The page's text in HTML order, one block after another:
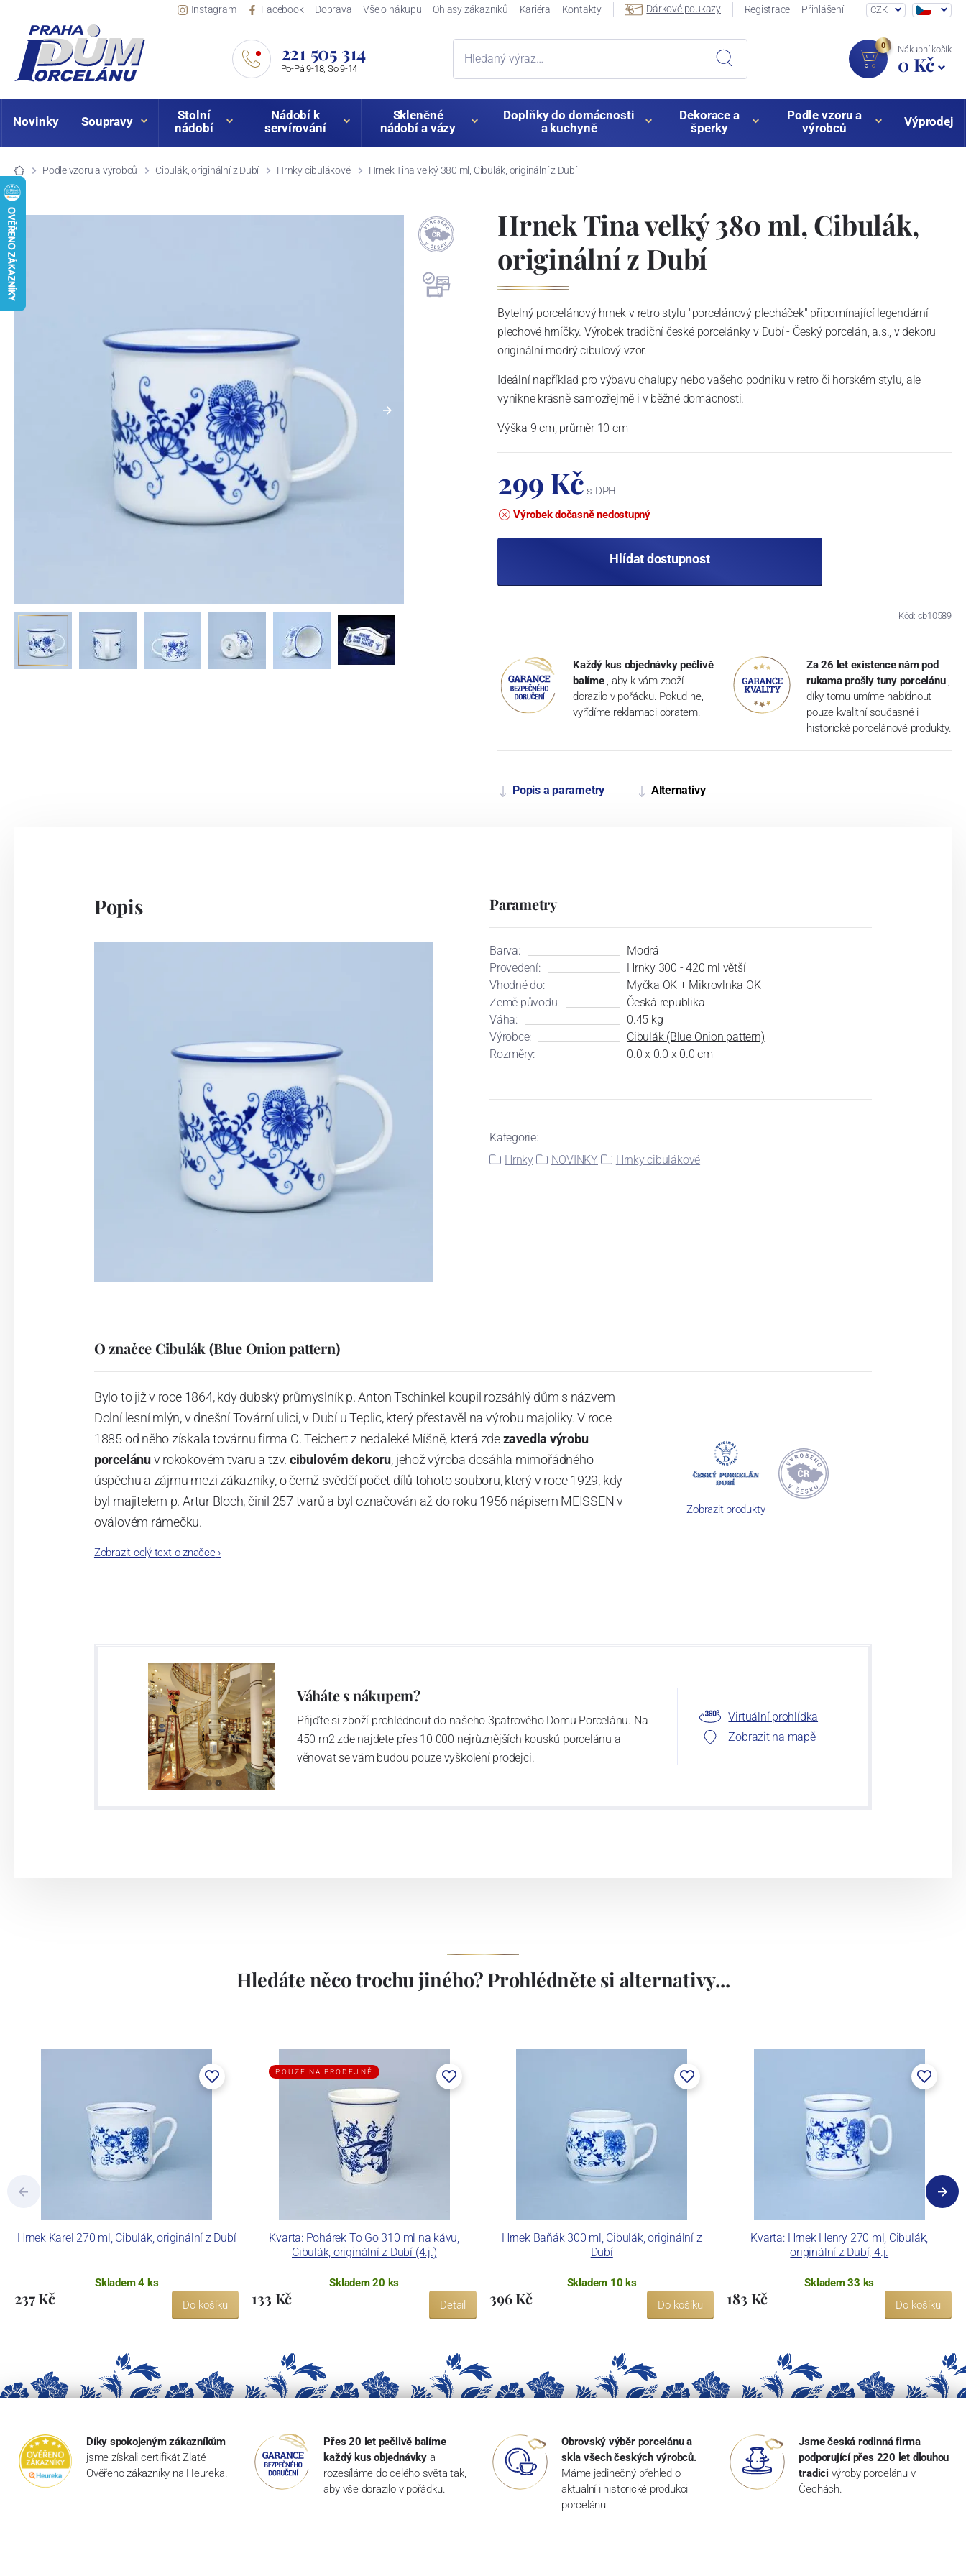
Instagram Facebook Doprava Vše o nákupu Ohlasy zákazníků Kariéra Kontakty Dárkové poukazy Registrace Přihlášení CZK
221 505 314
Po-Pá 9-18, So 9-14
0 Nákupní košík
0 Kč
Novinky Soupravy
Stolní
nádobí
Nádobí k
servírování
Skleněné
nádobí a vázy
Doplňky do domácnosti
a kuchyně
Dekorace a
šperky
Podle vzoru a
výrobců
Výprodej
Podle vzoru a výrobců Cibulák, originální z Dubí Hrnky cibulákové Hrnek Tina velký 380 ml, Cibulák, originální z Dubí
Hrnek Tina velký 380 ml, Cibulák,
originální z Dubí
Bytelný porcelánový hrnek v retro stylu "porcelánový plecháček" připomínající legendární
plechové hrníčky. Výrobek tradiční české porcelánky v Dubí - Český porcelán, a.s., v dekoru
originální modrý cibulový vzor.
Ideální například pro výbavu chalupy nebo vašeho podniku v retro či horském stylu, ale
vynikne krásně samozřejmě i v běžné domácnosti.
Výška 9 cm, průměr 10 cm
299 Kč s DPH
Výrobek dočasně nedostupný
Hlídat dostupnost
Kód: cb10589
Každý kus objednávky pečlivě
balíme , aby k vám zboží
dorazilo v pořádku. Pokud ne,
vyřídíme reklamaci obratem.
Za 26 let existence nám pod
rukama prošly tuny porcelánu ,
díky tomu umíme nabídnout
pouze kvalitní současné i
historické porcelánové produkty.
Popis a parametry Alternativy
Popis Parametry
Barva:
Modrá
Provedení:
Hrnky 300 - 420 ml větší
Vhodné do:
Myčka OK + Mikrovlnka OK
Země původu:
Česká republika
Váha:
0.45 kg
Výrobce:
Cibulák (Blue Onion pattern)
Rozměry:
0.0 x 0.0 x 0.0 cm
Kategorie:
Hrnky
NOVINKY Hrnky cibulákové
O značce Cibulák (Blue Onion pattern)
Bylo to již v roce 1864, kdy dubský průmyslník p. Anton Tschinkel koupil rozsáhlý dům s názvem
Dolní lesní mlýn, v dnešní Tovární ulici, v Dubí u Teplic, který přestavěl na výrobu majoliky. V roce
1885 od něho získala továrnu firma C. Teichert z nedaleké Míšně, která zdezavedla výrobu
porcelánuv rokokovém tvaru a tzv. cibulovém dekoru, jehož výroba dosáhla mimořádného
úspěchu a zájmu mezi zákazníky, o čemž svědčí počet dílů tohoto souboru, který v roce 1929, kdy
byl majitelem p. Artur Bloch, činil 257 tvarů a byl označován až do roku 1956 nápisem MEISSEN v
oválovém rámečku.
Dnes, kdy čtete tento úvod, nese firma název
Zobrazit celý text o značce›
Zobrazit produkty
Váháte s nákupem?
Přijďte si zboží prohlédnout do našeho 3patrového Domu Porcelánu. Na
450 m2 zde najdete přes 10 000 nejrůznějších kousků porcelánu a
věnovat se vám budou pouze vyškolení prodejci.
Virtuální prohlídka
Zobrazit na mapě
Hledáte něco trochu jiného? Prohlédněte si alternativy...
Hrnek Karel 270 ml, Cibulák, originální z Dubí
Skladem 4 ks
237 Kč Do košíku
Kvarta: Pohárek To Go 310 ml na kávu,
Cibulák, originální z Dubí (4.j.)
POUZE NA PRODEJNĚ
Skladem 20 ks
133 Kč Detail
Hrnek Baňák 300 ml, Cibulák, originální z
Dubí
Skladem 10 ks
396 Kč Do košíku
Kvarta: Hrnek Henry 270 ml, Cibulák,
originální z Dubí, 4.j.
Skladem 33 ks
183 Kč Do košíku
Díky spokojeným zákazníkům
jsme získali certifikát Zlaté
Ověřeno zákazníky na Heureka.
Přes 20 let pečlivě balíme
každý kus objednávky a
rozesíláme do celého světa tak,
aby vše dorazilo v pořádku.
Obrovský výběr porcelánu a
skla všech českých výrobců.
Máme jedinečný přehled o
aktuální i historické produkci
porcelánu
Jsme česká rodinná firma
podporující přes 220 let dlouhou
tradici výroby porcelánu v
Čechách.